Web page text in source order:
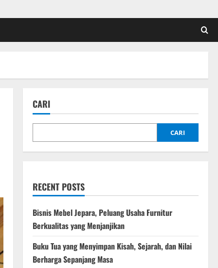
CARI
CARI
RECENT POSTS
Bisnis Mebel Jepara, Peluang Usaha Furnitur
Berkualitas yang Menjanjikan
Buku Tua yang Menyimpan Kisah, Sejarah, dan Nilai
Berharga Sepanjang Masa